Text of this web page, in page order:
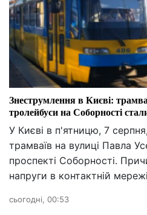
Знеструмлення в Києві:
тролейбуси на Соборності
У Києві в п'ятницю, 7
трамваїв на вулиці Павла
проспекті Соборності.
напруги в контактній
сьогодні, 00:53